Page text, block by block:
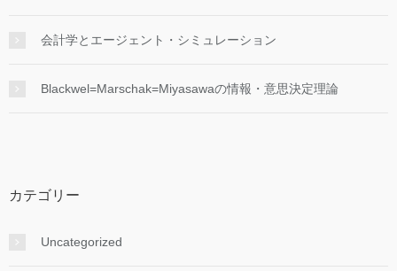
会計学とエージェント・シミュレーション
Blackwel=Marschak=Miyasawaの情報・意思決定理論
カテゴリー
Uncategorized